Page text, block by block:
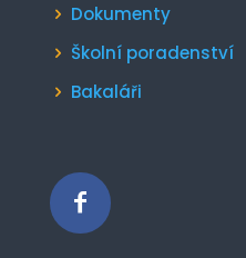
Dokumenty
Školní poradenství
Bakaláři